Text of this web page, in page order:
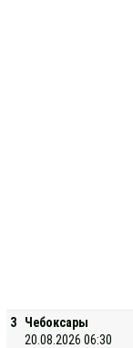
3
Чебоксары
20.08.2026 06:30